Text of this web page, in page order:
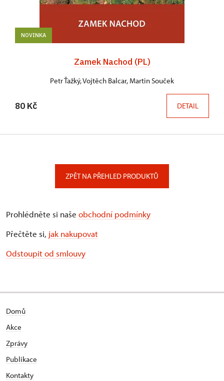
NOVINKA
Zamek Nachod (PL)
Petr Ťažký, Vojtěch Balcar, Martin Souček
80 Kč DETAIL
ZPĚT NA PŘEHLED PRODUKTŮ
Prohlédněte si naše obchodní podmínky
Přečtěte si, jak nakupovat
Odstoupit od smlouvy
Domů
Akce
Zprávy
Publikace
Kontakty